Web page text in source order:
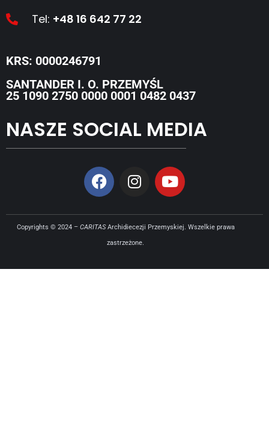
Tel: +48 16 642 77 22
KRS: 0000246791
SANTANDER I. O. PRZEMYŚL
25 1090 2750 0000 0001 0482 0437
NASZE SOCIAL MEDIA
Copyrights © 2024 – CARITASArchidiecezji Przemyskiej. Wszelkie prawa
zastrzeżone.